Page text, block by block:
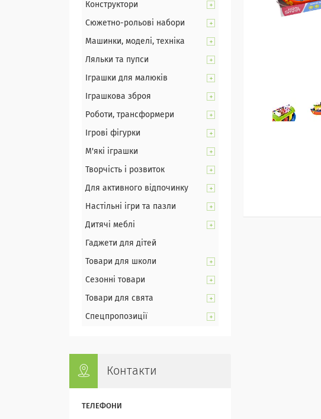
Конструктори
Сюжетно-рольові набори
Машинки, моделі, техніка
Ляльки та пупси
Іграшки для малюків
Іграшкова зброя
Роботи, трансформери
Ігрові фігурки
М'які іграшки
Творчість і розвиток
Для активного відпочинку
Настільні ігри та пазли
Дитячі меблі
Гаджети для дітей
Товари для школи
Сезонні товари
Товари для свята
Спецпропозиції
Контакти